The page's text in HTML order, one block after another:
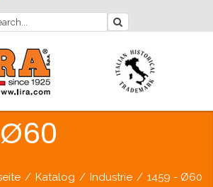
/ Katalog / Industrie / 1459 - Ø60